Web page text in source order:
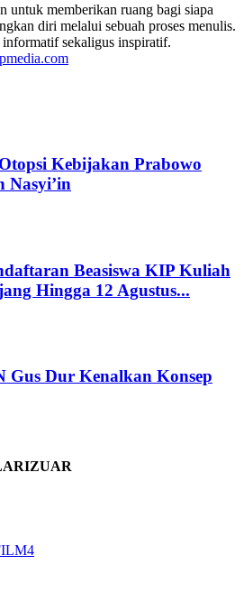
untuk memberikan ruang bagi siapa
diri melalui sebuah proses menulis.
sekaligus inspiratif.
Kebijakan Prabowo
Beasiswa KIP Kuliah
Hingga 12 Agustus...
Gus Dur Kenalkan Konsep
4